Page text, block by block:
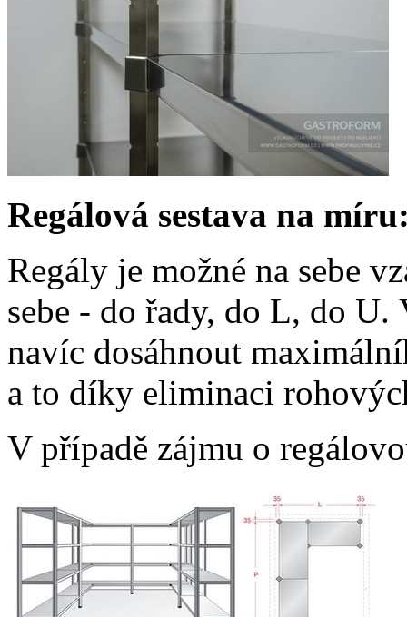
Regálová sestava na
Regály je možné na sebe
sebe - do řady, do L, do U.
navíc dosáhnout
a to díky eliminaci
V případě zájmu o